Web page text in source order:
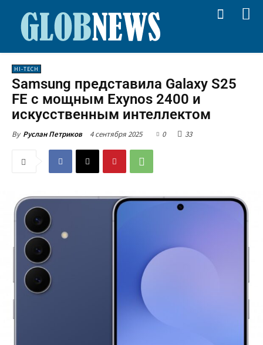
HI-TECH
Samsung представила Galaxy S25
FE с мощным Exynos 2400 и
искусственным интеллектом
By Руслан Петриков 4 сентября 2025 0 33